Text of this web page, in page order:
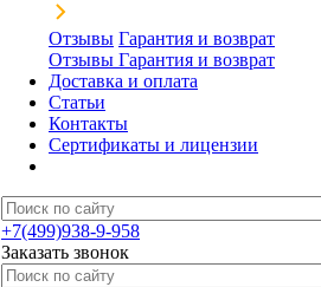
Отзывы Гарантия и возврат
Отзывы Гарантия и возврат
Доставка и оплата
Статьи
Контакты
Сертификаты и лицензии
+7(499)938-9-958
Заказать звонок